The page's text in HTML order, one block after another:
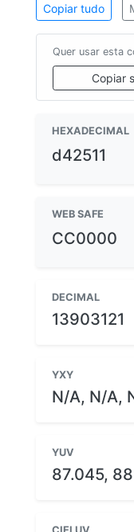
Copiar tudo
Quer usar esta
Copiar
HEXADECIMAL
d42511
WEB SAFE
CC0000
DECIMAL
13903121
YXY
N/A, N/A,
YUV
87.045,
CIELUV